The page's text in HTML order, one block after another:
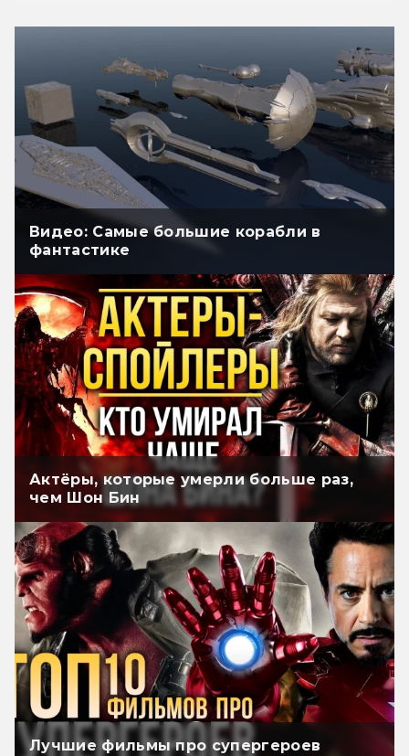
Видео: Самые большие корабли в
фантастике
Актёры, которые умерли больше раз,
чем Шон Бин
Лучшие фильмы про супергероев